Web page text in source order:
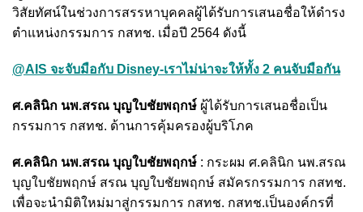
วิสัยทัศน์ในช่วงการสรรหาบุคคลผู้ได้รับการเสนอชื่อให้ดำรง
ตำแหน่งกรรมการ กสทช. เมื่อปี 2564 ดังนี้
@AIS จะจับมือกับ Disney-เราไม่น่าจะให้ทั้ง 2 คนจับมือกัน
ศ.คลินิก นพ.สรณ บุญใบชัยพฤกษ์ ผู้ได้รับการเสนอชื่อเป็น
กรรมการ กสทช. ด้านการคุ้มครองผู้บริโภค
ศ.คลินิก นพ.สรณ บุญใบชัยพฤกษ์ : กระผม ศ.คลินิก นพ.สรณ
บุญใบชัยพฤกษ์ สรณ บุญใบชัยพฤกษ์ สมัครกรรมการ กสทช.
เพื่อจะนำมิติใหม่มาสู่กรรมการ กสทช. กสทช.เป็นองค์กรที่